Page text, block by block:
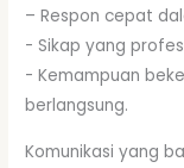
– Respon cepat
-️ Sikap yang
-️ Kemampuan
berlangsung.
Komunikasi yang